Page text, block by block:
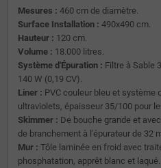
Mesures : 460 cm de diamètre.
Surface Installation : 490x490 cm.
Hauteur : 120 cm.
Volume : 18.000 litres.
Système d'Épuration : Filtre à Sable
140 W (0,19 CV).
Liner : PVC couleur bleu et système
ultraviolets, épaisseur 35/100 pour
Skimmer : De bouche grande et
de branchement à l'épurateur de 32
Mur : Tôle laminée en froid avec
phosphatation, apprêt blanc et